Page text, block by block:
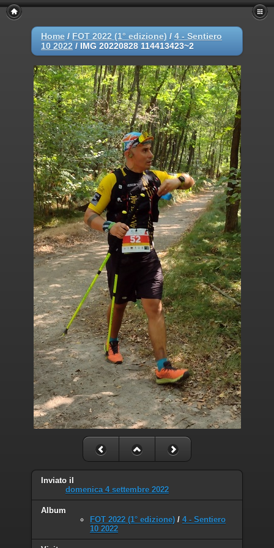
Home / FOT 2022 (1° edizione) / 4 - Sentiero
10 2022 / IMG 20220828 114413423~2
Inviato il
domenica 4 settembre 2022
Album
FOT 2022 (1° edizione) / 4 - Sentiero
10 2022